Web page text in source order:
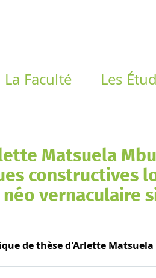
La Faculté Les
Matsuela
constructives
vernaculaire
de thèse d'Arlette